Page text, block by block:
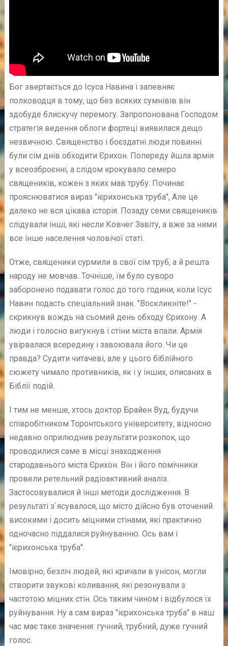
Бог звертається до Ісуса Навина і запевняє
полководця в тому, що без всяких сумнівів він
здобуде блискучу перемогу. Запропонована Господом
стратегія ведення облоги фортеці виявилася дещо
незвичною. Священство і боєздатні люди повинні
були сім днів обходити Єрихон. Попереду йшла армія
у всеозброєнні, а слідом крокувало семеро
священиків, кожен з яких мав трубу. Починає
прояснюватися вираз "ієрихонська труба", Але це
далеко не вся цікава історія. Позаду семи священиків
слідували інші, які несли Ковчег Завіту, а вже за ними
все інше населення чоловічої статі.
Отже, священики сурмили в свої сім труб, а й решта
народу не мовчав. Точніше, їм було суворо
заборонено подавати голос до того години, коли Ісус
Навин подасть спеціальний знак. "Воскликніте!" -
скрикнув вождь на сьомий день обходу Єрихону. А
люди і голосно вигукнув і стіни міста впали. Армія
увірвалася всередину і завоювала його. Чи це
правда? Судити читачеві, але у цього біблійного
сюжету чимало противників, як і у інших, описаних в
Біблії подій.
І тим не менше, хтось доктор Брайен Вуд, будучи
співробітником Торонтського університету, відносно
недавно оприлюднив результати розкопок, що
проводилися саме в місці знаходження
стародавнього міста Єрихон. Він і його помічники
провели ретельний радіоактивний аналіз.
Застосовувалися й інші методи дослідження. В
результаті з`ясувалося, що місто дійсно був оточений
високими і досить міцними стінами, які практично
одночасно піддалися руйнуванню. Ось вам і
"ієрихонська труба".
Імовірно, безліч людей, які кричали в унісон, могли
створити звукові коливання, які резонували з
частотою міцних стін. Ось таким чином і відбулося їх
руйнування. Ну а сам вираз "ієрихонська труба" в наш
час має таке значення: гучний, трубний, дуже гучний
голос.